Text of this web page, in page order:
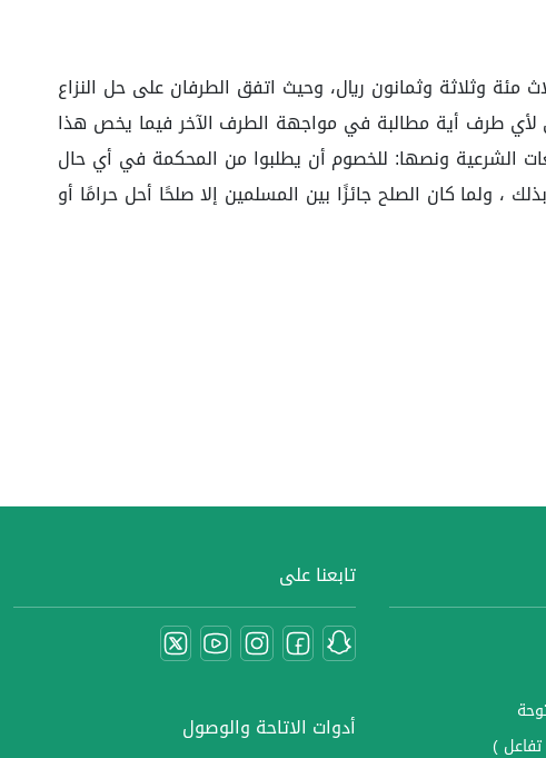
وقدره (٢٨٧,٣٨٣) مئتان وسبعة وثمانون ألفًا وثلاث مئة وثلاثة وثمانون ريال، وحيث اتفق الطرفان على حل النزاع
لأي طرف أية مطالبة في مواجهة الطرف الآخر فيما يخص هذا
مضمونه وإصدار حكم بموجبه، واستنادًا للمادة رقم (٧٠) من نظام المرافعات الشرعية ونصها: للخصوم أن يطلبوا من المحكمة في أي حال
ولما كان الصلح جائزًا بين المسلمين إلا صلحًا أحل حرامًا أو
)
تابعنا على
أدوات الاتاحة والوصول